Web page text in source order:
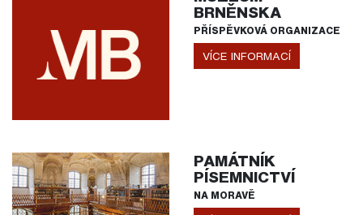
BRNĚNSKA
PŘÍSPĚVKOVÁ ORGANIZACE
VÍCE INFORMACÍ
PAMÁTNÍK
PÍSEMNICTVÍ
NA MORAVĚ